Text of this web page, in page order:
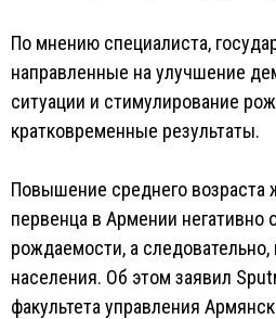
По мнению специалиста,
направленные на улучшение
ситуации и стимулирование
кратковременные результаты.
Повышение среднего
первенца в Армении негативно
рождаемости, а следовательно,
населения. Об этом заявил
факультета управления